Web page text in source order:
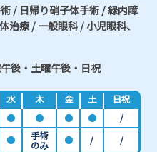
/ 日帰り硝子体手術 / 緑内障
治療 / 一般眼科 / 小児眼科、
後・土曜午後・日祝
水 木 金 土
日祝
● ● ● ●
/
● 手術
のみ ● / /